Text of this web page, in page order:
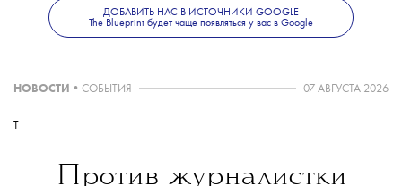
и современной культуре —в телеграм-
канале The Blueprint News.
ДОБАВИТЬ НАС В ИСТОЧНИКИ GOOGLE
The Blueprint будет чаще появляться у вас в Google
НОВОСТИ • СОБЫТИЯ 07 АВГУСТА 2026
T
Против журналистки